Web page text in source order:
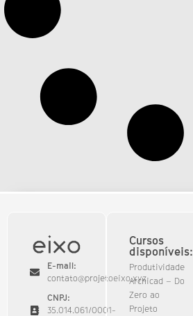
E-mail:
contato@projetoeixo.xyz
CNPJ:
35.014.061/0001-
Cursos
disponíveis:
Produtividade
Archicad – Do
Zero ao
Projeto